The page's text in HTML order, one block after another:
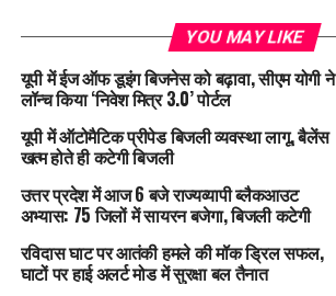
YOU MAY LIKE
यूपी में ईज ऑफ डूइंग बिजनेस को बढ़ावा, सीएम योगी ने
लॉन्च किया ‘निवेश मित्र 3.0’ पोर्टल
यूपी में ऑटोमैटिक प्रीपेड बिजली व्यवस्था लागू, बैलेंस
खत्म होते ही कटेगी बिजली
उत्तर प्रदेश में आज 6 बजे राज्यव्यापी ब्लैकआउट
अभ्यास: 75 जिलों में सायरन बजेगा, बिजली कटेगी
रविदास घाट पर आतंकी हमले की मॉक ड्रिल सफल,
घाटों पर हाई अलर्ट मोड में सुरक्षा बल तैनात